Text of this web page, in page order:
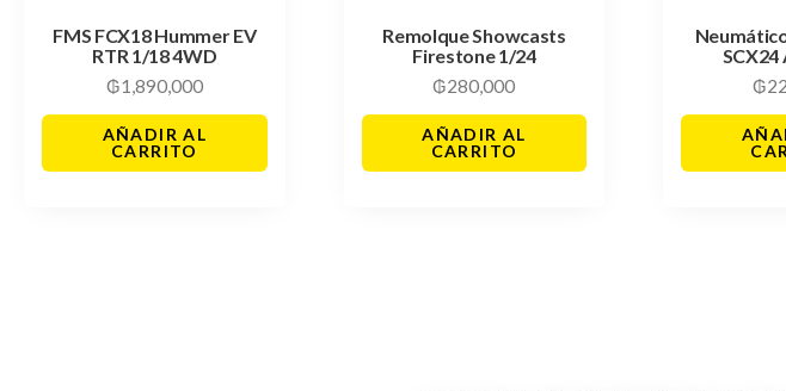
FMS FCX18 Hummer EV
RTR 1/18 4WD
₲1,890,000
AÑADIR AL
CARRITO
Remolque Showcasts
Firestone 1/24
₲280,000
AÑADIR AL
CARRITO
SCX24
₲